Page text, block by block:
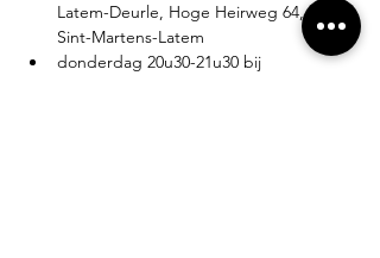
Latem-Deurle, Hoge Heirweg 64, 9830
Sint-Martens-Latem
donderdag 20u30-21u30 bij